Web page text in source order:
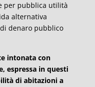
per pubblica utilità
alternativa
denaro pubblico
intonata con
espressa in questi
di abitazioni a